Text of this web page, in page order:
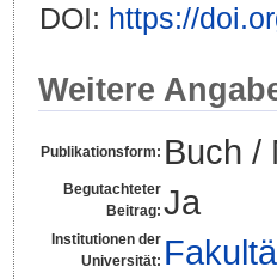
DOI: https://
Weitere
Publikationsform: Buch /
Begutachteter
Beitrag: Ja
Institutionen der
Universität: